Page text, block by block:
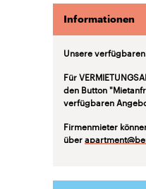
Informationen
Unsere
Für
den Button
verfügbaren
Firmenmieter
über